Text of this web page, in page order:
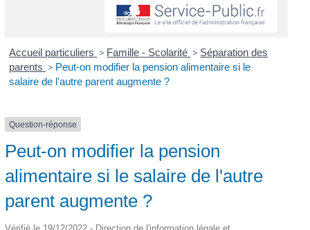
Accueil particuliers > Famille - Scolarité > Séparation des
parents > Peut-on modifier la pension alimentaire si le
salaire de l'autre parent augmente ?
Question-réponse
Peut-on modifier la pension
alimentaire si le salaire de l'autre
parent augmente ?